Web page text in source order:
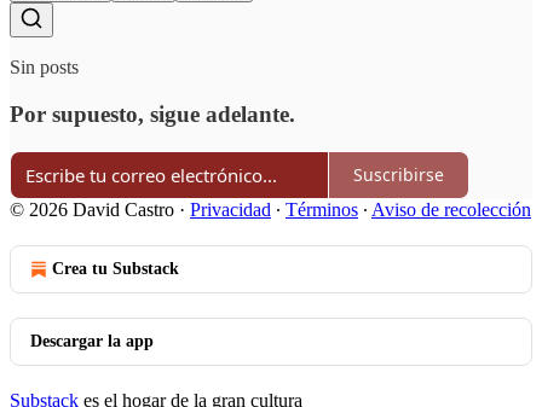
Sin posts
Por supuesto, sigue adelante.
Suscribirse
© 2026 David Castro · Privacidad ∙ Términos ∙ Aviso de recolección
Crea tu Substack
Descargar la app
Substack es el hogar de la gran cultura